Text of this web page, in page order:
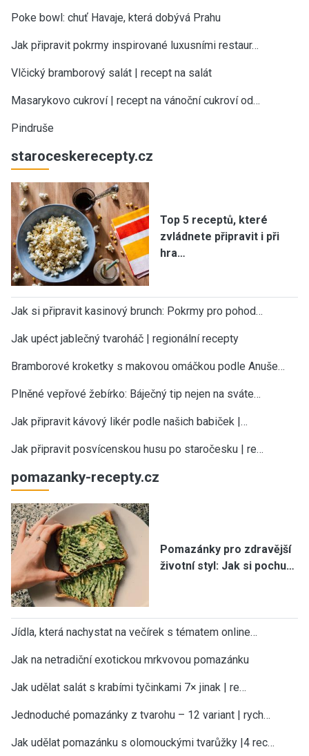
Poke bowl: chuť Havaje, která dobývá Prahu
Jak připravit pokrmy inspirované luxusními restaur…
Vlčický bramborový salát | recept na salát
Masarykovo cukroví | recept na vánoční cukroví od…
Pindruše
staroceskerecepty.cz
Top 5 receptů, které
zvládnete připravit i při
hra…
Jak si připravit kasinový brunch: Pokrmy pro pohod…
Jak upéct jablečný tvaroháč | regionální recepty
Bramborové kroketky s makovou omáčkou podle Anuše…
Plněné vepřové žebírko: Báječný tip nejen na sváte…
Jak připravit kávový likér podle našich babiček |…
Jak připravit posvícenskou husu po staročesku | re…
pomazanky-recepty.cz
Pomazánky pro zdravější
životní styl: Jak si pochu…
Jídla, která nachystat na večírek s tématem online…
Jak na netradiční exotickou mrkvovou pomazánku
Jak udělat salát s krabími tyčinkami 7× jinak | re…
Jednoduché pomazánky z tvarohu – 12 variant | rych…
Jak udělat pomazánku s olomouckými tvarůžky |4 rec…